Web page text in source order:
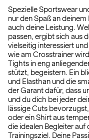
Spezielle Sportswear
nur den Spaß an
auch deine Leistung.
passen, ergibt sich aus
vielseitig interessiert
wie am Crosstrainer
Tights in eng
stützt, begeistern. Ein
und Elasthan und die
der Garant dafür, dass
und du dich bei jeder
lässige Cuts
oder ein Shirt aus
die idealen Begleiter
Trainingsziel. Deine